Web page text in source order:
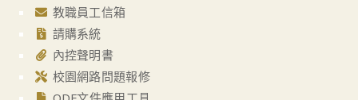
教職員工信箱
請購系統
內控聲明書
校園網路問題報修